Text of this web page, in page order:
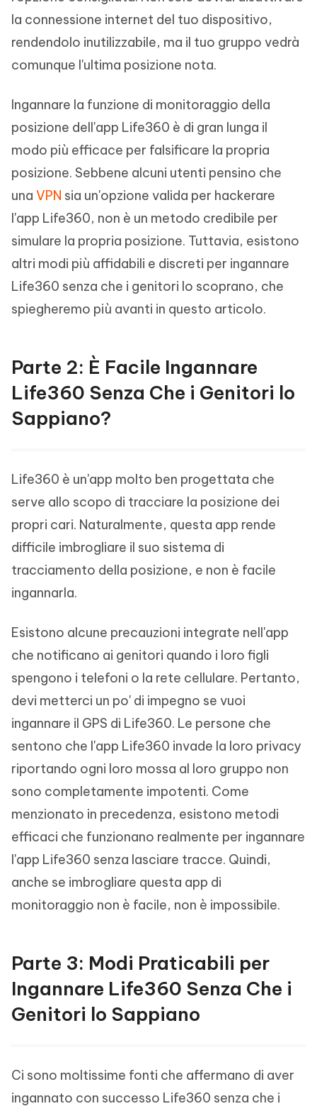
la connessione internet del tuo dispositivo,
rendendolo inutilizzabile, ma il tuo gruppo vedrà
comunque l'ultima posizione nota.
Ingannare la funzione di monitoraggio della
posizione dell'app Life360 è di gran lunga il
modo più efficace per falsificare la propria
posizione. Sebbene alcuni utenti pensino che
una VPN sia un'opzione valida per hackerare
l'app Life360, non è un metodo credibile per
simulare la propria posizione. Tuttavia, esistono
altri modi più affidabili e discreti per ingannare
Life360 senza che i genitori lo scoprano, che
spiegheremo più avanti in questo articolo.
Parte 2: È Facile Ingannare
Life360 Senza Che i Genitori lo
Sappiano?
Life360 è un'app molto ben progettata che
serve allo scopo di tracciare la posizione dei
propri cari. Naturalmente, questa app rende
difficile imbrogliare il suo sistema di
tracciamento della posizione, e non è facile
ingannarla.
Esistono alcune precauzioni integrate nell'app
che notificano ai genitori quando i loro figli
spengono i telefoni o la rete cellulare. Pertanto,
devi metterci un po' di impegno se vuoi
ingannare il GPS di Life360. Le persone che
sentono che l'app Life360 invade la loro privacy
riportando ogni loro mossa al loro gruppo non
sono completamente impotenti. Come
menzionato in precedenza, esistono metodi
efficaci che funzionano realmente per ingannare
l'app Life360 senza lasciare tracce. Quindi,
anche se imbrogliare questa app di
monitoraggio non è facile, non è impossibile.
Parte 3: Modi Praticabili per
Ingannare Life360 Senza Che i
Genitori lo Sappiano
Ci sono moltissime fonti che affermano di aver
ingannato con successo Life360 senza che i